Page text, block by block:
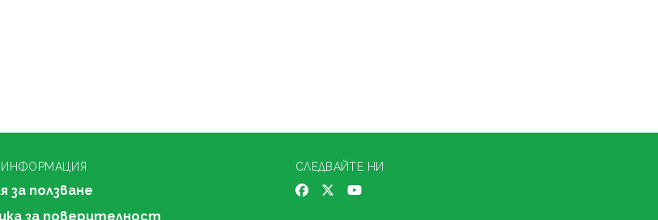
ИНФОРМАЦИЯ
за ползване
за поверителност
СЛЕДВАЙТЕ НИ